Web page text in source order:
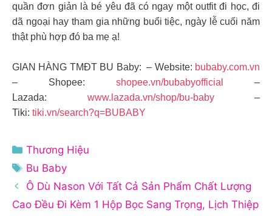
quần đơn giản là bé yêu đã có ngay một outfit đi học, đi
dã ngoại hay tham gia những buổi tiệc, ngày lễ cuối năm
thật phù hợp đó ba mẹ ạ!
GIAN HÀNG TMĐT BU Baby: – Website: bubaby.com.vn
– Shopee: shopee.vn/bubabyofficial
–
Lazada: www.lazada.vn/shop/bu-baby–
Tiki: tiki.vn/search?q=BUBABY
Danh
mục
Thương Hiệu
Thẻ
Bu Baby
Ô Dù Nason Với Tất Cả Sản Phẩm Chất Lượng
Cao Đều Đi Kèm 1 Hộp Bọc Sang Trọng, Lịch Thiệp